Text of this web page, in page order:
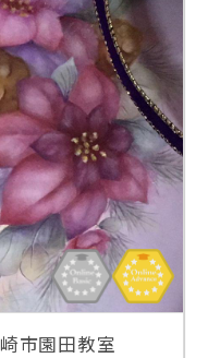
市園田教室